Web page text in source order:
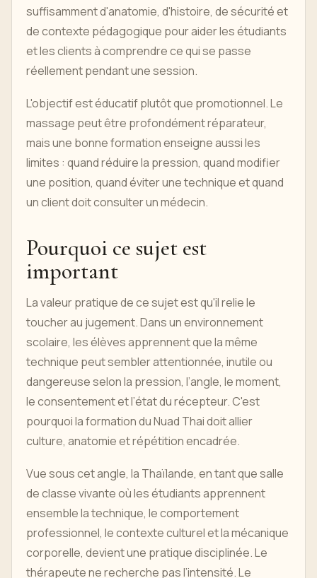
suffisamment d'anatomie, d'histoire, de sécurité et
de contexte pédagogique pour aider les étudiants
et les clients à comprendre ce qui se passe
réellement pendant une session.
L'objectif est éducatif plutôt que promotionnel. Le
massage peut être profondément réparateur,
mais une bonne formation enseigne aussi les
limites : quand réduire la pression, quand modifier
une position, quand éviter une technique et quand
un client doit consulter un médecin.
Pourquoi ce sujet est
important
La valeur pratique de ce sujet est qu'il relie le
toucher au jugement. Dans un environnement
scolaire, les élèves apprennent que la même
technique peut sembler attentionnée, inutile ou
dangereuse selon la pression, l’angle, le moment,
le consentement et l’état du récepteur. C'est
pourquoi la formation du Nuad Thai doit allier
culture, anatomie et répétition encadrée.
Vue sous cet angle, la Thaïlande, en tant que salle
de classe vivante où les étudiants apprennent
ensemble la technique, le comportement
professionnel, le contexte culturel et la mécanique
corporelle, devient une pratique disciplinée. Le
thérapeute ne recherche pas l’intensité. Le